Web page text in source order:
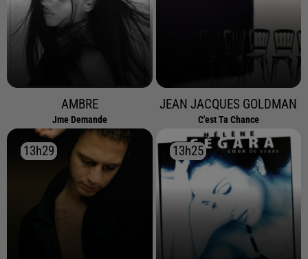
AMBRE
Jme Demande
JEAN JACQUES GOLDMAN
C'est Ta Chance
13h29
13h29 13h25
13h25